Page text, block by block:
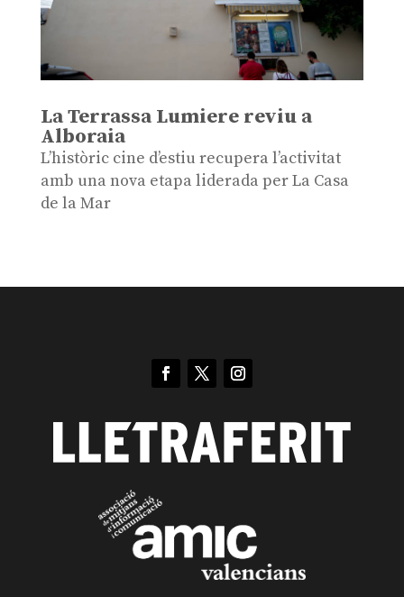
La Terrassa Lumiere reviu a
Alboraia
L’històric cine d’estiu recupera l’activitat
amb una nova etapa liderada per La Casa
de la Mar